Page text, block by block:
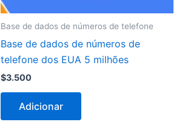
Base de dados de números de telefone
Base de dados de números de
telefone dos EUA 5 milhões
$3.500
Adicionar